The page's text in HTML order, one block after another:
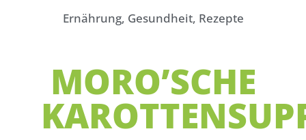
Ernährung, Gesundheit, Rezepte
MORO’SCHE